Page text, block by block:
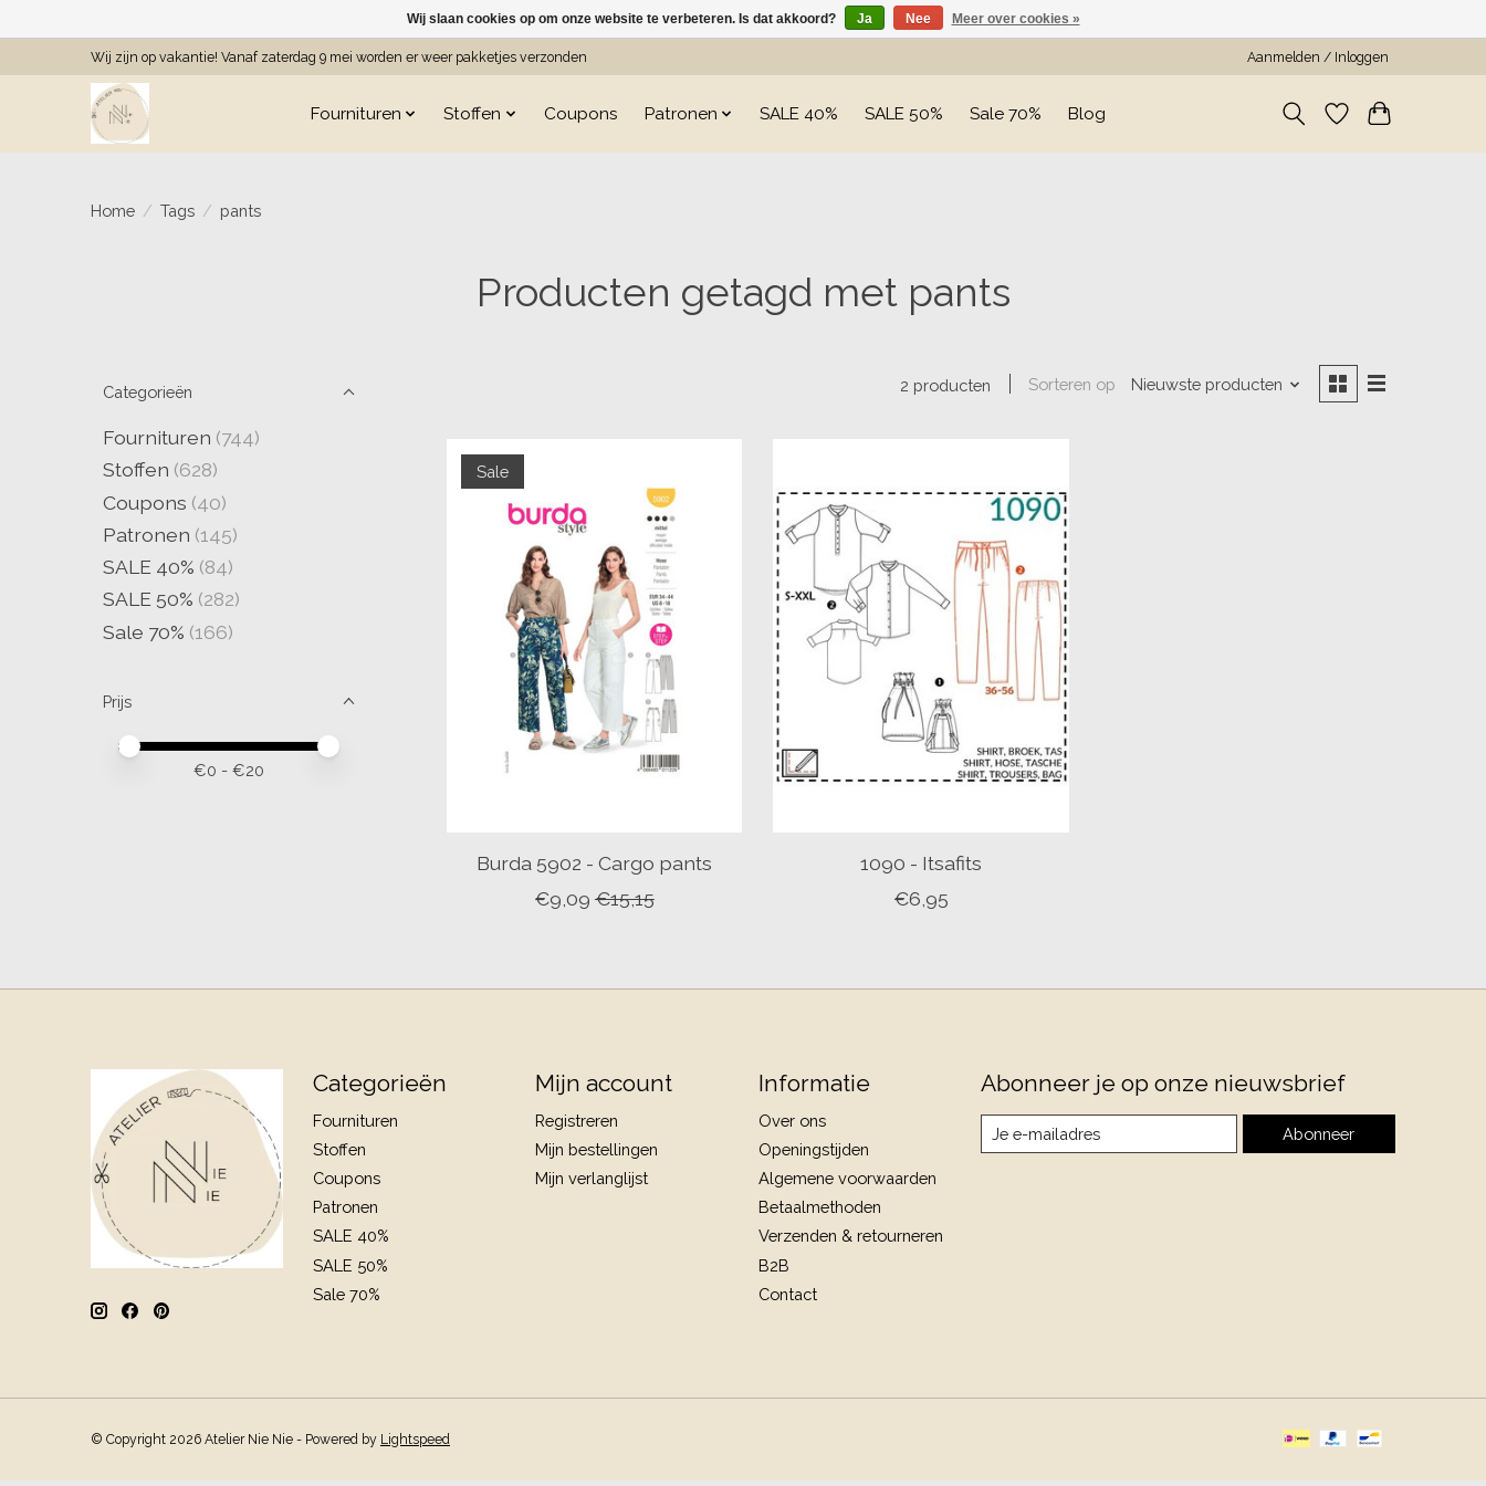
Wij zijn op vakantie! Vanaf zaterdag 9 mei worden er weer pakketjes verzonden Aanmelden / Inloggen
Fournituren Stoffen Coupons Patronen SALE 40% SALE 50% Sale 70% Blog
Home / Tags / pants
Producten getagd met pants
Categorieën
Fournituren (744)
Stoffen (628)
Coupons (40)
Patronen (145)
SALE 40% (84)
SALE 50% (282)
Sale 70% (166)
Prijs
Minimale prijswaarde
Price maximum value
€0 - €20
2 producten Sorteren op Nieuwste producten
Sale
Burda 5902 - Cargo pants
€9,09 €15,15
1090 - Itsafits
€6,95
Categorieën
Fournituren
Stoffen
Coupons
Patronen
SALE 40%
SALE 50%
Sale 70%
Mijn account
Registreren
Mijn bestellingen
Mijn verlanglijst
Informatie
Over ons
Openingstijden
Algemene voorwaarden
Betaalmethoden
Verzenden & retourneren
B2B
Contact
Abonneer je op onze nieuwsbrief
Abonneer
© Copyright 2026 Atelier Nie Nie - Powered by Lightspeed
Wij slaan cookies op om onze website te verbeteren. Is dat akkoord? Ja Nee Meer over cookies »